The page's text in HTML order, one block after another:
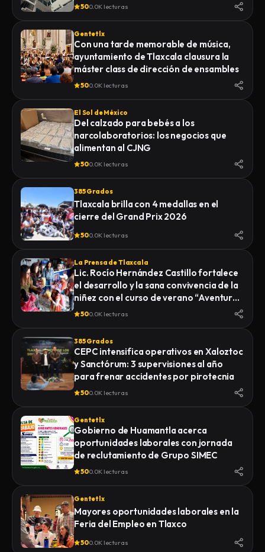
500.0K lecturas
Gentetlx
Con una tarde memorable de música,
ayuntamiento de Tlaxcala clausura la
máster class de dirección de ensambles
500.0K lecturas
El Sol de México
Del calzado para bebés a los
narcolaboratorios: los negocios que
alimentan al CJNG
500.0K lecturas
385 Grados
Tlaxcala brilla con 4 medallas en el
cierre del Grand Prix 2026
500.0K lecturas
La Prensa de Tlaxcala
Lic. Rocío Hernández Castillo fortalece
el desarrollo y la sana convivencia de la
niñez con el curso de verano “Aventuras
Diferentes”.
500.0K lecturas
385 Grados
CEPC intensifica operativos en Xaloztoc
y Sanctórum: 3 supervisiones al año
para frenar accidentes por pirotecnia
500.0K lecturas
Gentetlx
Gobierno de Huamantla acerca
oportunidades laborales con jornada
de reclutamiento de Grupo SIMEC
500.0K lecturas
Gentetlx
Mayores oportunidades laborales en la
Feria del Empleo en Tlaxco
500.0K lecturas